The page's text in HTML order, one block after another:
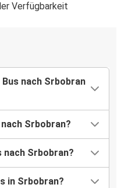
Verfügbarkeit
nach Srbobran
Srbobran?
nach Srbobran?
in Srbobran?